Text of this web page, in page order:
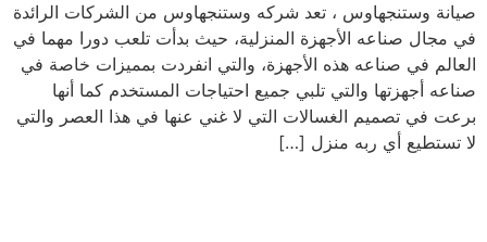
صيانة وستنجهاوس ، تعد شركه وستنجهاوس من الشركات الرائدة
في مجال صناعه الأجهزة المنزلية، حيث بدأت تلعب دورا مهما في
العالم في صناعه هذه الأجهزة، والتي انفردت بمميزات خاصة في
صناعه أجهزتها والتي تلبي جميع احتياجات المستخدم كما أنها
برعت في تصميم الغسالات التي لا غني عنها في هذا العصر والتي
لا تستطيع أي ربه منزل […]